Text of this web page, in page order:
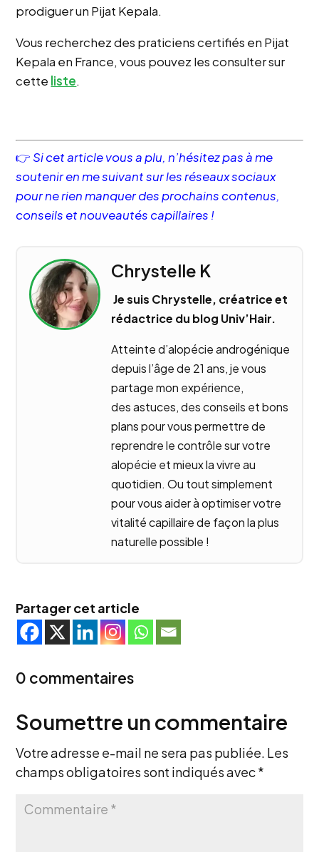
prodiguer un Pijat Kepala.
Vous recherchez des praticiens certifiés en Pijat
Kepala en France, vous pouvez les consulter sur
cette liste.
👉 Si cet article vous a plu, n’hésitez pas à me
soutenir en me suivant sur les réseaux sociaux
pour ne rien manquer des prochains contenus,
conseils et nouveautés capillaires !
Chrystelle K
Je suis Chrystelle, créatrice et
rédactrice du blog Univ’Hair.
Atteinte d’alopécie androgénique
depuis l’âge de 21 ans, je vous
partage mon expérience,
des astuces, des conseils et bons
plans pour vous permettre de
reprendre le contrôle sur votre
alopécie et mieux la vivre au
quotidien. Ou tout simplement
pour vous aider à optimiser votre
vitalité capillaire de façon la plus
naturelle possible !
Partager cet article
0 commentaires
Soumettre un commentaire
Votre adresse e-mail ne sera pas publiée. Les
champs obligatoires sont indiqués avec*